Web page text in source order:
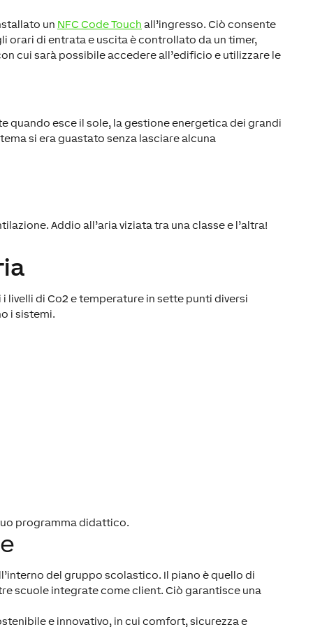
un NFC Code Touch all’ingresso. Ciò consente
orari di entrata e uscita è controllato da un timer,
cui sarà possibile accedere all’edificio e utilizzare le
quando esce il sole, la gestione energetica dei grandi
si era guastato senza lasciare alcuna
Addio all’aria viziata tra una classe e l’altra!
di Co2 e temperature in sette punti diversi
i sistemi.
programma didattico.
del gruppo scolastico. Il piano è quello di
scuole integrate come client. Ciò garantisce una
e innovativo, in cui comfort, sicurezza e